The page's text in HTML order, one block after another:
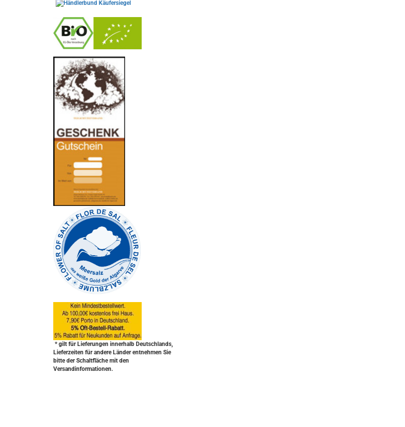
* gilt für Lieferungen innerhalb Deutschlands,
Lieferzeiten für andere Länder entnehmen Sie
bitte der Schaltfläche mit den
Versandinformationen.